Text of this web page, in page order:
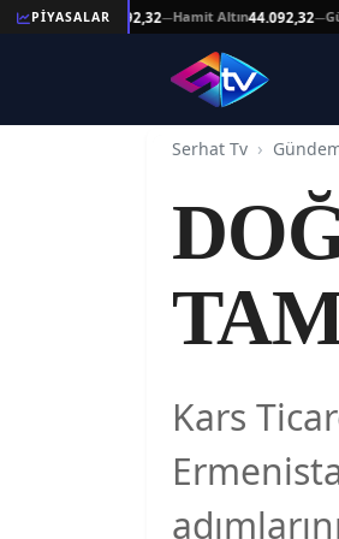
PİYASALAR
Altın44.092,32 —Hamit Altın44.092,32—Gümüş
Serhat Tv
Kars